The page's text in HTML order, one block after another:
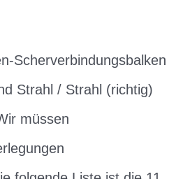
Scherverbindungsbalken
Strahl / Strahl (richtig)
müssen